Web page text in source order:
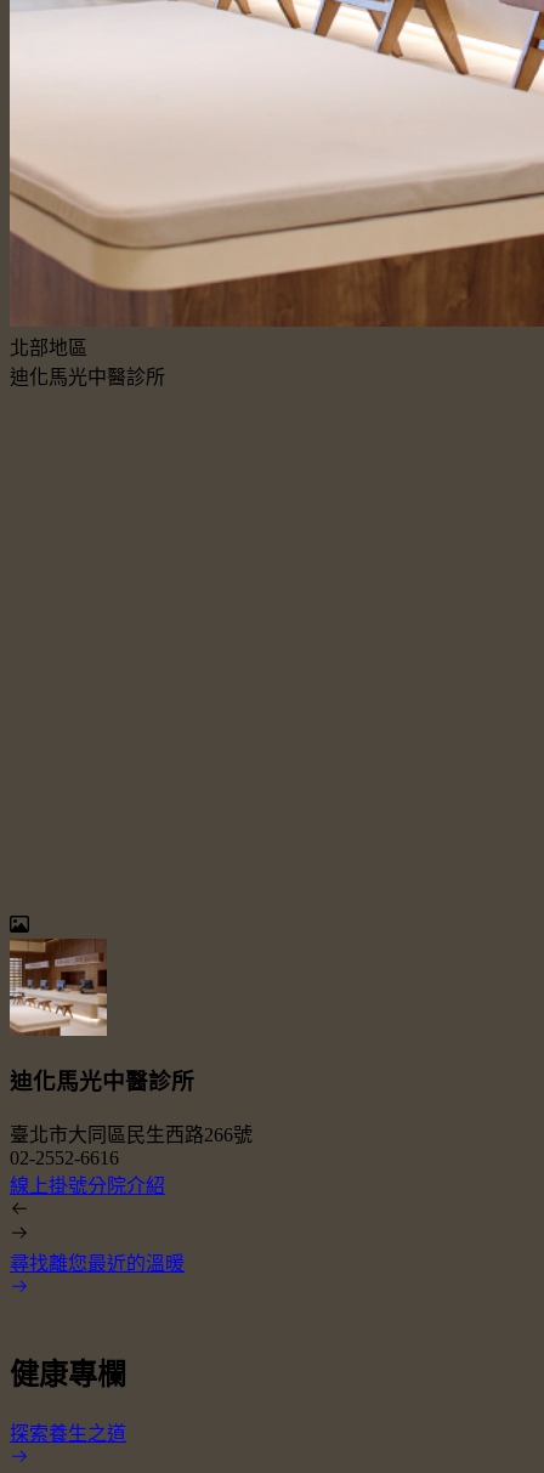
北部地區
迪化馬光中醫診所
迪化馬光中醫診所
臺北市大同區民生西路266號
02-2552-6616
線上掛號分院介紹
尋找離您最近的溫暖
健康專欄
探索養生之道